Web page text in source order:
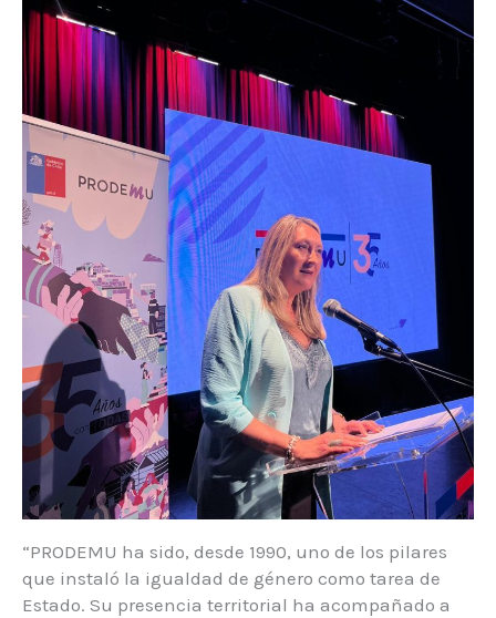
“PRODEMU ha sido, desde 1990, uno de los pilares
que instaló la igualdad de género como tarea de
Estado. Su presencia territorial ha acompañado a